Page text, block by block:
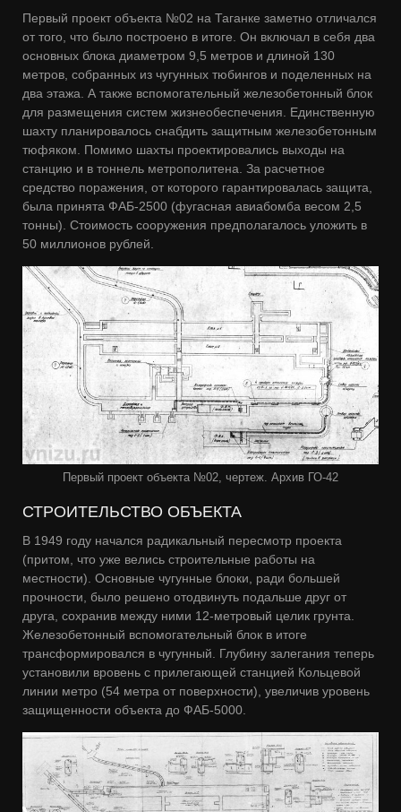
Первый проект объекта №02 на Таганке заметно отличался
от того, что было построено в итоге. Он включал в себя два
основных блока диаметром 9,5 метров и длиной 130
метров, собранных из чугунных тюбингов и поделенных на
два этажа. А также вспомогательный железобетонный блок
для размещения систем жизнеобеспечения. Единственную
шахту планировалось снабдить защитным железобетонным
тюфяком. Помимо шахты проектировались выходы на
станцию и в тоннель метрополитена. За расчетное
средство поражения, от которого гарантировалась защита,
была принята ФАБ-2500 (фугасная авиабомба весом 2,5
тонны). Стоимость сооружения предполагалось уложить в
50 миллионов рублей.
Первый проект объекта №02, чертеж. Архив ГО-42
СТРОИТЕЛЬСТВО ОБЪЕКТА
В 1949 году начался радикальный пересмотр проекта
(притом, что уже велись строительные работы на
местности). Основные чугунные блоки, ради большей
прочности, было решено отодвинуть подальше друг от
друга, сохранив между ними 12-метровый целик грунта.
Железобетонный вспомогательный блок в итоге
трансформировался в чугунный. Глубину залегания теперь
установили вровень с прилегающей станцией Кольцевой
линии метро (54 метра от поверхности), увеличив уровень
защищенности объекта до ФАБ-5000.